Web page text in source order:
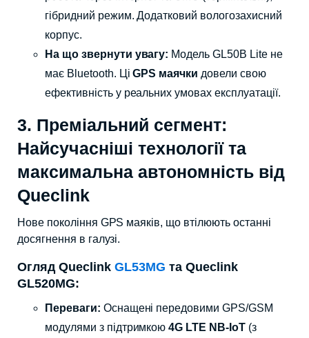
гібридний режим. Додатковий вологозахисний
корпус.
На що звернути увагу: Модель GL50B Lite не
має Bluetooth. ЦіGPS маячки довели свою
ефективність у реальних умовах експлуатації.
3. Преміальний сегмент:
Найсучасніші технології та
максимальна автономність від
Queclink
Нове покоління GPS маяків, що втілюють останні
досягнення в галузі.
Огляд Queclink GL53MG та Queclink
GL520MG:
Переваги: Оснащені передовими GPS/GSM
модулями з підтримкою4G LTE NB-IoT(з